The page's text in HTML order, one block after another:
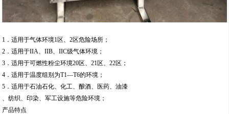
1．适用于气体环境1区、2区危险场所；
2．适用于IIA、IIB、IIC级气体环境；
3．适用于可燃性粉尘环境20区、21区、22区；
4．适用于温度组别为T1—T6的环境；
5．适用于石油石化、化工、酿酒、医药、油漆
、纺织、印染、军工设施等危险环境；
产品特点